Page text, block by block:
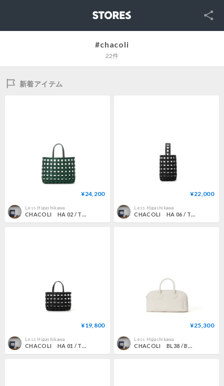
SNS
#chacoli
22件
新着アイテム
¥24,200
Less Higashikawa
CHACOLI HA 02 / TOTE S
¥22,000
Less Higashikawa
CHACOLI HA 06 / TOTE ONE HANDLE
¥19,800
Less Higashikawa
CHACOLI HA 01 / TOTE S
¥25,300
Less Higashikawa
CHACOLI BL38 / BOSTON typeB NATURAL